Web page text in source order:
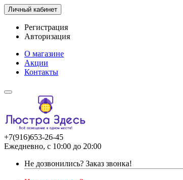
Личный кабинет
Регистрация
Авторизация
О магазине
Акции
Контакты
+7(916)653-26-45
Ежедневно, с 10:00 до 20:00
Не дозвонились? Заказ звонка!